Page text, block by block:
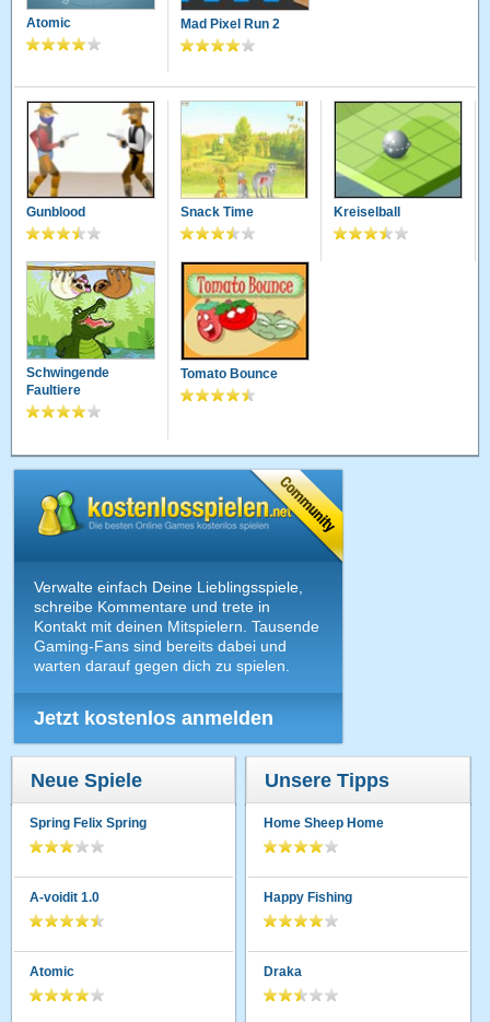
Atomic Mad Pixel Run 2
Gunblood Snack Time Kreiselball
Schwingende
Faultiere
Tomato Bounce
Verwalte einfach Deine Lieblingsspiele,
schreibe Kommentare und trete in
Kontakt mit deinen Mitspielern. Tausende
Gaming-Fans sind bereits dabei und
warten darauf gegen dich zu spielen.
Jetzt kostenlos anmelden
Neue Spiele
Spring Felix Spring
A-voidit 1.0
Atomic
Unsere Tipps
Home Sheep Home
Happy Fishing
Draka